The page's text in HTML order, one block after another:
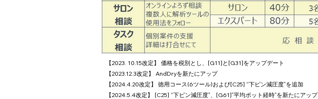
【2023. 10.15改定】 価格を税別とし、[G11]と[G31]をアップデート
【2023.12.3改定】 AndDryを新たにアップ
【2024.4.20改定】 徳用コース(6ツール)および[C25] “下ピン減圧度”を追加
【2024.5.4改定】 [C25] “下ピン減圧度”、[G61]”平均ポット経時”を新たにアップ